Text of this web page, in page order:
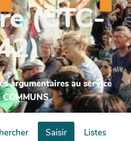
(CTC-
argumentaires au service
COMMUNS
Saisir
Listes